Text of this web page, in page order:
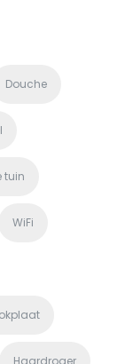
Douche
tuin
WiFi
Haardroger